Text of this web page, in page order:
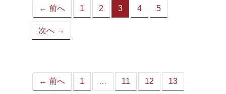
← 前へ 1 2 3
（こ
4 5
次へ →
← 前へ 1 … 11 12 13